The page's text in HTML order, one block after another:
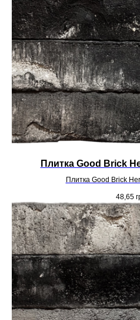
Плитка Good Brick
Плитка Good Brick
48,65